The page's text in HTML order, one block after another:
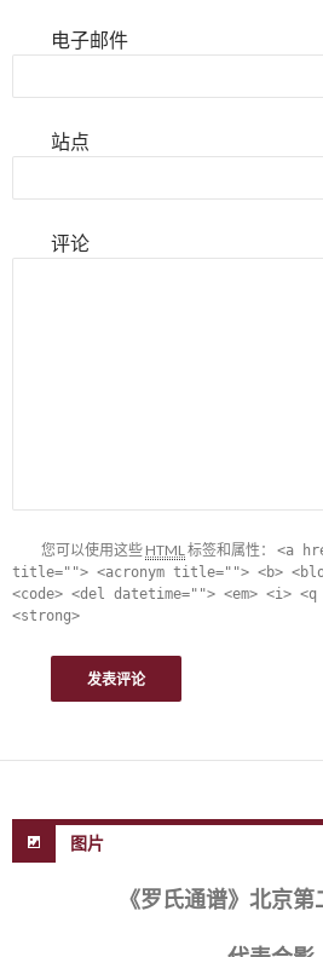
电子邮件
站点
评论
您可以使用这些 HTML标签和属性： <a
title=""> <acronym title=""> <b>
<code> <del datetime=""> <em> <i>
<strong>
图片
《罗氏通谱》北京